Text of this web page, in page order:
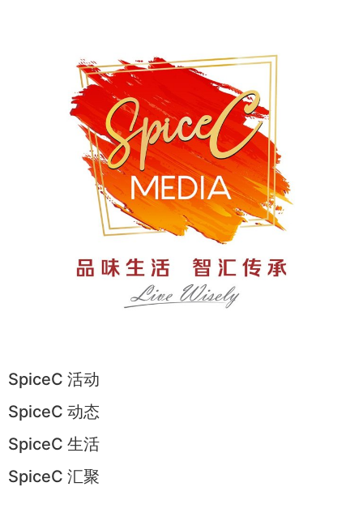
SpiceC 活动
SpiceC 动态
SpiceC 生活
SpiceC 汇聚